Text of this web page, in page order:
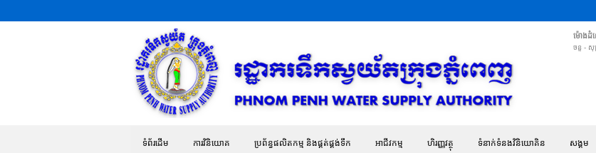
ម៉ោងដំណ
ចន្ទ -
ទំព័រដើម ការវិនិយោគ ប្រព័ន្ធផលិតកម្ម និងផ្គត់ផ្គង់ទឹក អាជីវកម្ម ហិរញ្ញវត្ថុ ទំនាក់ទំនងវិនិយោគិន សង្គម